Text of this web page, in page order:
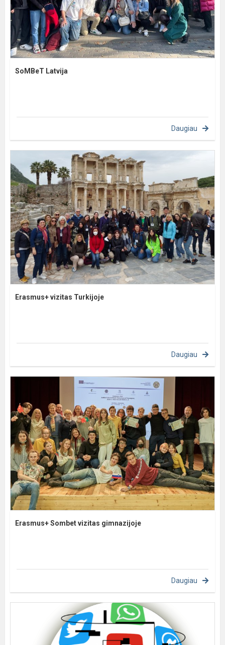
SoMBeT Latvija
Daugiau
Erasmus+ vizitas Turkijoje
Daugiau
Erasmus+ Sombet vizitas gimnazijoje
Daugiau